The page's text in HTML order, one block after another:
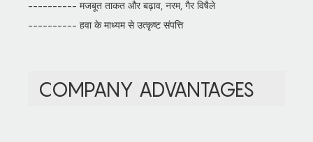
---------- मजबूत ताकत और बढ़ाव, नरम, गैर विषैले
---------- हवा के माध्यम से उत्कृष्ट संपत्ति
COMPANY ADVANTAGES